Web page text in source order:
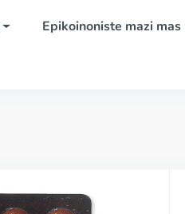
Epikoinoniste mazi mas